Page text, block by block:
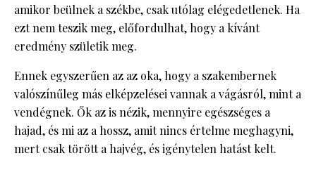
amikor beülnek a székbe, csak utólag elégedetlenek. Ha
ezt nem teszik meg, előfordulhat, hogy a kívánt
eredmény születik meg.
Ennek egyszerűen az az oka, hogy a szakembernek
valószínűleg más elképzelései vannak a vágásról, mint a
vendégnek. Ők az is nézik, mennyire egészséges a
hajad, és mi az a hossz, amit nincs értelme meghagyni,
mert csak törött a hajvég, és igénytelen hatást kelt.